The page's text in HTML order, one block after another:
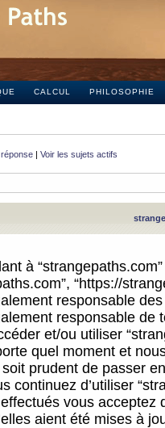
CALCUL PHILOSOPHIE
| Voir les sujets actifs
à
“https://
responsable
responsable
et/ou utiliser
quel moment et
soit prudent de passer
continuez d’utiliser
vous acceptez
aient été mises à